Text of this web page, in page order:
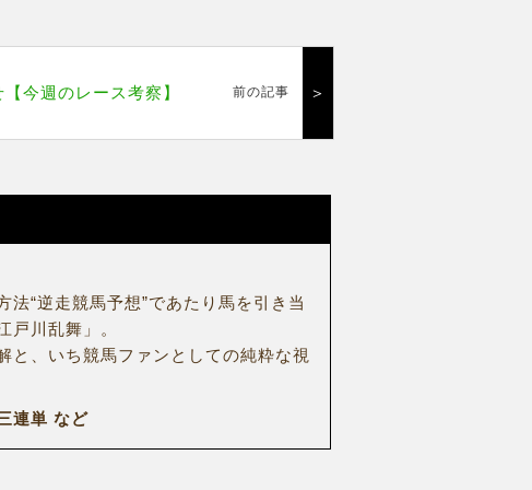
今週のレース考察】 前の記事 ＞
“逆走競馬予想”であたり馬を引き当
戸川乱舞」。
と、いち競馬ファンとしての純粋な視
連単 など